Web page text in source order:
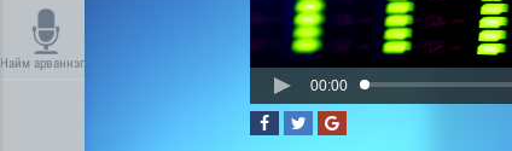
Найм арваннэг
00:00